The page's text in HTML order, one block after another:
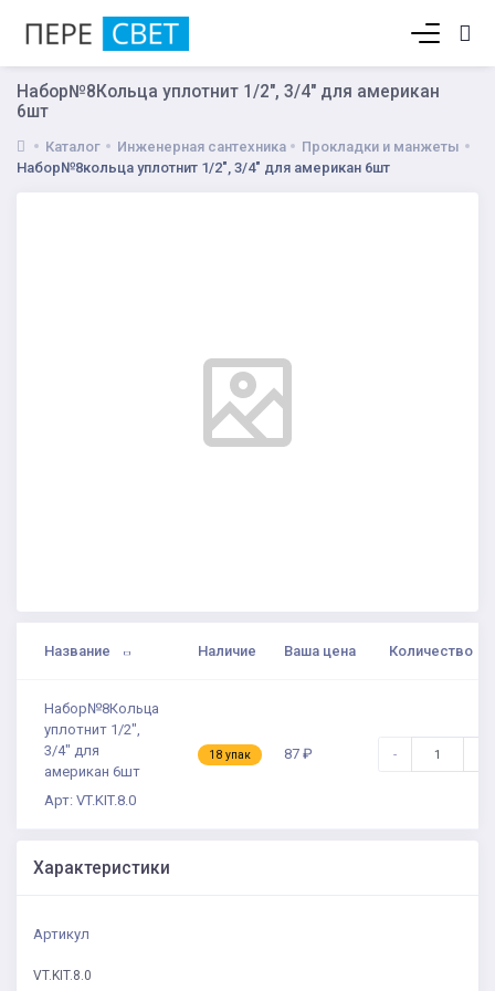
Набор№8Кольца уплотнит 1/2", 3/4" для американ
6шт
Каталог Инженерная сантехника
Прокладки и манжеты
Набор№8кольца уплотнит 1/2", 3/4" для американ 6шт
Название Наличие Ваша цена Количество
Набор№8Кольца
уплотнит 1/2",
3/4" для
американ 6шт
Арт: VT.KIT.8.0
18 упак 87 ₽ -
Характеристики
Артикул
VT.KIT.8.0